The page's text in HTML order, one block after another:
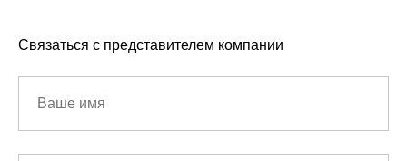
Связаться с представителем компании